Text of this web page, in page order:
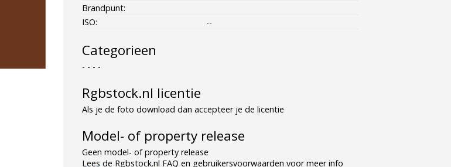
Brandpunt:
ISO:
--
Categorieen
- - - -
Rgbstock.nl licentie
Als je de foto download dan accepteer je de licentie
Model- of property release
Geen model- of property release
Lees de Rgbstock.nl FAQ en gebruikersvoorwaarden voor meer info